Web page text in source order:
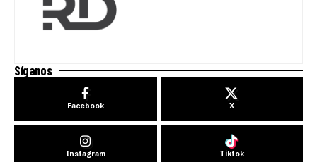
Síganos
Facebook X
Instagram Tiktok